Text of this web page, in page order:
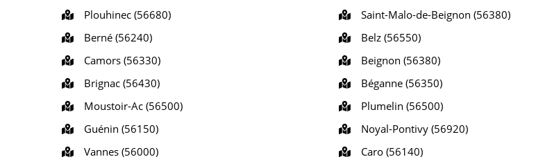
Plouhinec (56680)
Saint-Malo-de-Beignon (56380)
Berné (56240)
Belz (56550)
Camors (56330)
Beignon (56380)
Brignac (56430)
Béganne (56350)
Moustoir-Ac (56500)
Plumelin (56500)
Guénin (56150)
Noyal-Pontivy (56920)
Vannes (56000)
Caro (56140)